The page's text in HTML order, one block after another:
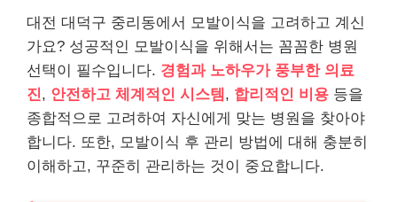
대전 대덕구 중리동에서 모발이식을 고려하고 계신
가요? 성공적인 모발이식을 위해서는 꼼꼼한 병원
선택이 필수입니다. 경험과 노하우가 풍부한 의료
진, 안전하고 체계적인 시스템 , 합리적인 비용 등을
종합적으로 고려하여 자신에게 맞는 병원을 찾아야
합니다. 또한, 모발이식 후 관리 방법에 대해 충분히
이해하고, 꾸준히 관리하는 것이 중요합니다.